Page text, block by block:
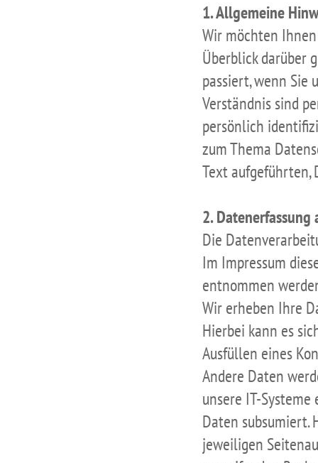
1. Allgemeine
Wir möchten
Überblick darüber
passiert, wenn Sie
Verständnis sind
persönlich
zum Thema
Text aufgeführten,
2. Datenerfassung
Die
Im Impressum
entnommen
Wir erheben Ihre
Hierbei kann es
Ausfüllen eines
Andere Daten
unsere IT-
Daten subsumiert.
jeweiligen